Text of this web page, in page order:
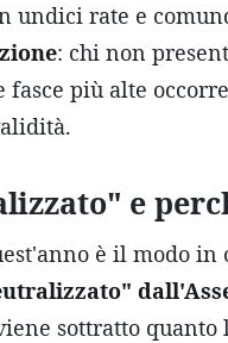
rate e
: chi non
fasce più alte
e
è il modo in
sottratto quanto